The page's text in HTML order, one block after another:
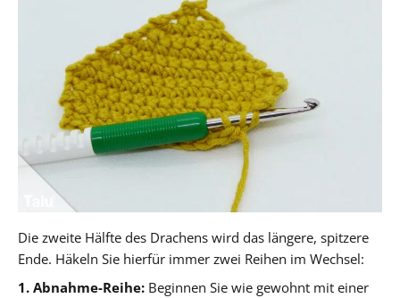
Die zweite Hälfte des Drachens wird das längere, spitzere
Ende. Häkeln Sie hierfür immer zwei Reihen im Wechsel:
1. Abnahme-Reihe: Beginnen Sie wie gewohnt mit einer